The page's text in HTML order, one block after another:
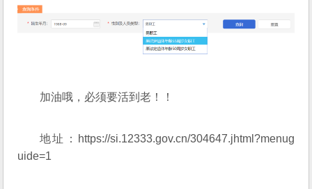
加油哦，必须要活到老！！
地址：
https://si.12333.gov.cn/304647.jhtml?menug
uide=1